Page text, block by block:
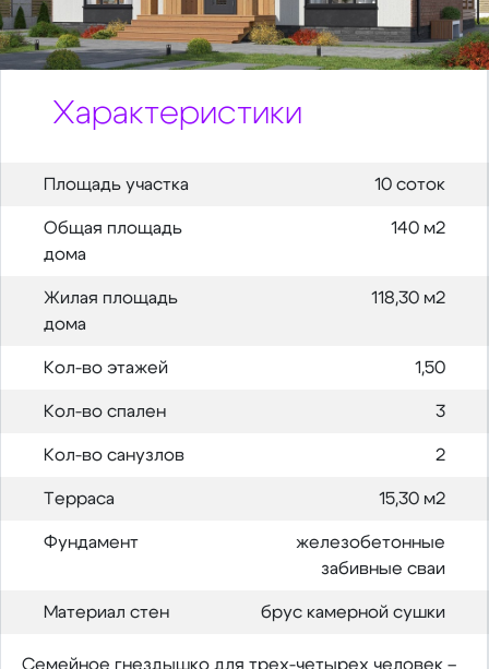
Характеристики
Площадь участка 10 соток
Общая площадь
дома
140 м2
Жилая площадь
дома
118,30 м2
Кол-во этажей 1,50
Кол-во спален 3
Кол-во санузлов 2
Терраса 15,30 м2
Фундамент
железобетонные
забивные сваи
Материал стен брус камерной сушки
Семейное гнездышко для трех-четырех человек –